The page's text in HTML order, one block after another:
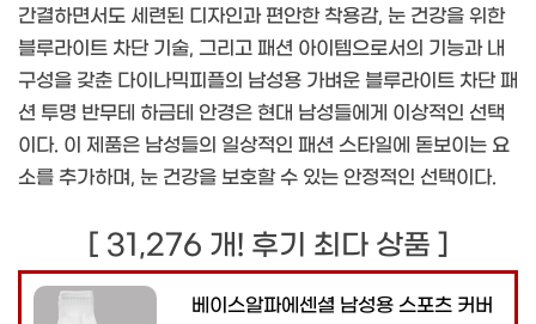
간결하면서도 세련된 디자인과 편안한 착용감, 눈 건강을 위한
블루라이트 차단 기술, 그리고 패션 아이템으로서의 기능과 내
구성을 갖춘 다이나믹피플의 남성용 가벼운 블루라이트 차단 패
션 투명 반무테 하금테 안경은 현대 남성들에게 이상적인 선택
이다. 이 제품은 남성들의 일상적인 패션 스타일에 돋보이는 요
소를 추가하며, 눈 건강을 보호할 수 있는 안정적인 선택이다.
[ 31,276 개! 후기 최다 상품 ]
베이스알파에센셜 남성용 스포츠 커버